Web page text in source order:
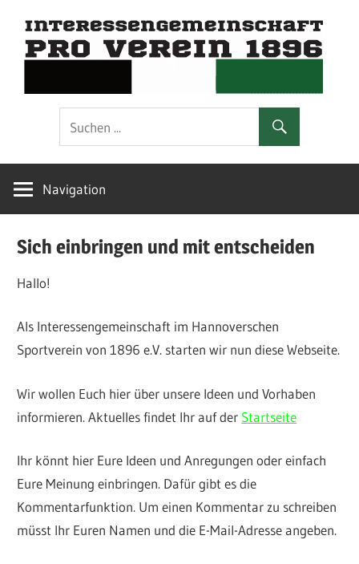
Inhalt
springen
Hannoverschen
von
1896
e.V.
Navigation
Sich einbringen und mit entscheiden
Hallo!
Als Interessengemeinschaft im Hannoverschen
Sportverein von 1896 e.V. starten wir nun diese Webseite.
Wir wollen Euch hier über unsere Ideen und Vorhaben
informieren. Aktuelles findet Ihr auf der Startseite
Ihr könnt hier Eure Ideen und Anregungen oder einfach
Eure Meinung einbringen. Dafür gibt es die
Kommentarfunktion. Um einen Kommentar zu schreiben
müsst Ihr Euren Namen und die E-Mail-Adresse angeben.